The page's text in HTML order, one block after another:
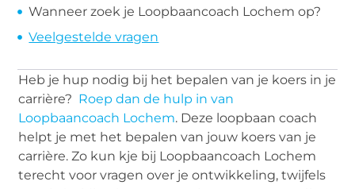
Wanneer zoek je Loopbaancoach Lochem op?
Veelgestelde vragen
Heb je hup nodig bij het bepalen van je koers in je
carrière? Roep dan de hulp in van
Loopbaancoach Lochem. Deze loopbaan coach
helpt je met het bepalen van jouw koers van je
carrière. Zo kun kje bij Loopbaancoach Lochem
terecht voor vragen over je ontwikkeling, twijfels